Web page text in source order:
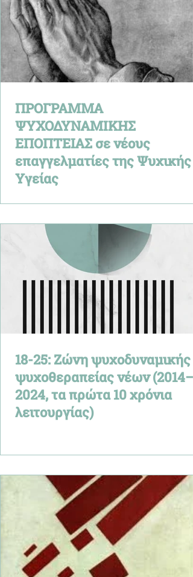
ΠΡΟΓΡΑΜΜΑ
ΨΥΧΟΔΥΝΑΜΙΚΗΣ
ΕΠΟΠΤΕΙΑΣ σε νέους
επαγγελματίες της Ψυχικής
Υγείας
18-25: Ζώνη ψυχοδυναμικής
ψυχοθεραπείας νέων (2014–
2024, τα πρώτα 10 χρόνια
λειτουργίας)